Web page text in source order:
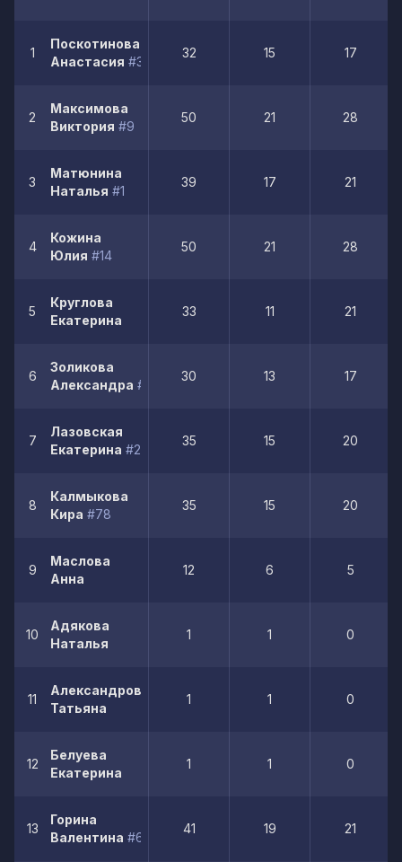
1
Поскотинова
Анастасия #34
32 15 17
2
Максимова
Виктория #9
50 21 28
3
Матюнина
Наталья #1
39 17 21
4
Кожина
Юлия #14
50 21 28
5
Круглова
Екатерина
33 11 21
6
Золикова
Александра #12
30 13 17
7
Лазовская
Екатерина #22
35 15 20
8
Калмыкова
Кира #78
35 15 20
9
Маслова
Анна
12 6 5
10
Адякова
Наталья
1 1 0
11
Александрова
Татьяна
1 1 0
12
Белуева
Екатерина
1 1 0
13
Горина
Валентина #66
41 19 21